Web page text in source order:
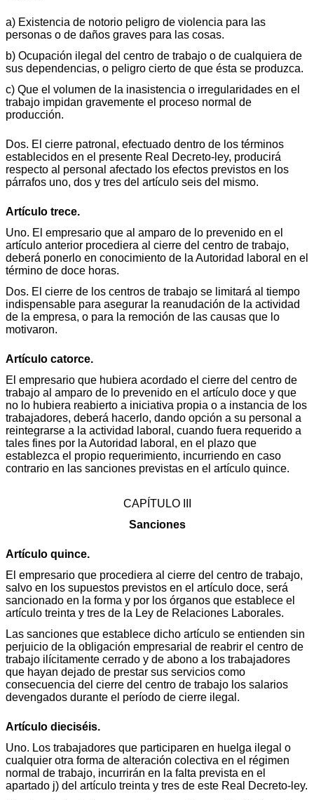
a) Existencia de notorio peligro de violencia para las
personas o de daños graves para las cosas.
b) Ocupación ilegal del centro de trabajo o de cualquiera de
sus dependencias, o peligro cierto de que ésta se produzca.
c) Que el volumen de la inasistencia o irregularidades en el
trabajo impidan gravemente el proceso normal de
producción.
Dos. El cierre patronal, efectuado dentro de los términos
establecidos en el presente Real Decreto-ley, producirá
respecto al personal afectado los efectos previstos en los
párrafos uno, dos y tres del artículo seis del mismo.
Artículo trece.
Uno. El empresario que al amparo de lo prevenido en el
artículo anterior procediera al cierre del centro de trabajo,
deberá ponerlo en conocimiento de la Autoridad laboral en el
término de doce horas.
Dos. El cierre de los centros de trabajo se limitará al tiempo
indispensable para asegurar la reanudación de la actividad
de la empresa, o para la remoción de las causas que lo
motivaron.
Artículo catorce.
El empresario que hubiera acordado el cierre del centro de
trabajo al amparo de lo prevenido en el artículo doce y que
no lo hubiera reabierto a iniciativa propia o a instancia de los
trabajadores, deberá hacerlo, dando opción a su personal a
reintegrarse a la actividad laboral, cuando fuera requerido a
tales fines por la Autoridad laboral, en el plazo que
establezca el propio requerimiento, incurriendo en caso
contrario en las sanciones previstas en el artículo quince.
CAPÍTULO III
Sanciones
Artículo quince.
El empresario que procediera al cierre del centro de trabajo,
salvo en los supuestos previstos en el artículo doce, será
sancionado en la forma y por los órganos que establece el
artículo treinta y tres de la Ley de Relaciones Laborales.
Las sanciones que establece dicho artículo se entienden sin
perjuicio de la obligación empresarial de reabrir el centro de
trabajo ilícitamente cerrado y de abono a los trabajadores
que hayan dejado de prestar sus servicios como
consecuencia del cierre del centro de trabajo los salarios
devengados durante el período de cierre ilegal.
Artículo dieciséis.
Uno. Los trabajadores que participaren en huelga ilegal o
cualquier otra forma de alteración colectiva en el régimen
normal de trabajo, incurrirán en la falta prevista en el
apartado j) del artículo treinta y tres de este Real Decreto-ley.